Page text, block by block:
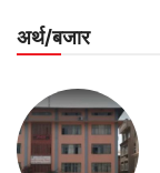
अर्थ/बजार